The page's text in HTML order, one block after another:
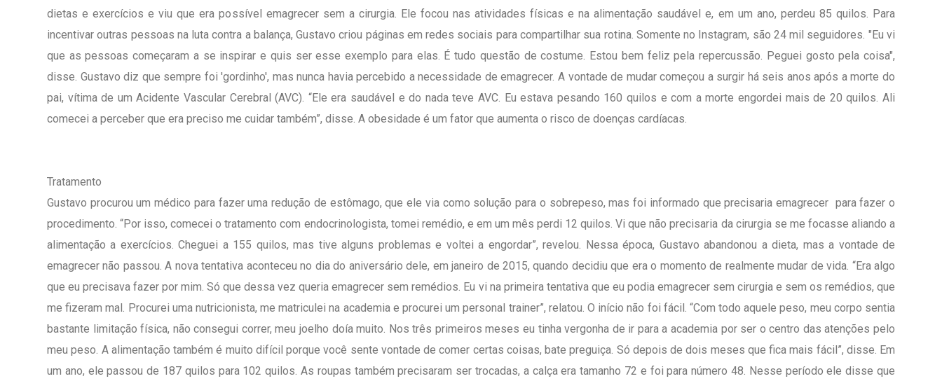
dietas e exercícios e viu que era possível emagrecer sem a cirurgia. Ele focou nas atividades físicas e na alimentação saudável e, em um ano, perdeu 85 quilos. Para
incentivar outras pessoas na luta contra a balança, Gustavo criou páginas em redes sociais para compartilhar sua rotina. Somente no Instagram, são 24 mil seguidores. "Eu vi
que as pessoas começaram a se inspirar e quis ser esse exemplo para elas. É tudo questão de costume. Estou bem feliz pela repercussão. Peguei gosto pela coisa",
disse. Gustavo diz que sempre foi 'gordinho', mas nunca havia percebido a necessidade de emagrecer. A vontade de mudar começou a surgir há seis anos após a morte do
pai, vítima de um Acidente Vascular Cerebral (AVC). “Ele era saudável e do nada teve AVC. Eu estava pesando 160 quilos e com a morte engordei mais de 20 quilos. Ali
comecei a perceber que era preciso me cuidar também”, disse. A obesidade é um fator que aumenta o risco de doenças cardíacas.
Tratamento
Gustavo procurou um médico para fazer uma redução de estômago, que ele via como solução para o sobrepeso, mas foi informado que precisaria emagrecer para fazer o
procedimento. “Por isso, comecei o tratamento com endocrinologista, tomei remédio, e em um mês perdi 12 quilos. Vi que não precisaria da cirurgia se me focasse aliando a
alimentação a exercícios. Cheguei a 155 quilos, mas tive alguns problemas e voltei a engordar”, revelou. Nessa época, Gustavo abandonou a dieta, mas a vontade de
emagrecer não passou. A nova tentativa aconteceu no dia do aniversário dele, em janeiro de 2015, quando decidiu que era o momento de realmente mudar de vida. “Era algo
que eu precisava fazer por mim. Só que dessa vez queria emagrecer sem remédios. Eu vi na primeira tentativa que eu podia emagrecer sem cirurgia e sem os remédios, que
me fizeram mal. Procurei uma nutricionista, me matriculei na academia e procurei um personal trainer”, relatou. O início não foi fácil. “Com todo aquele peso, meu corpo sentia
bastante limitação física, não consegui correr, meu joelho doía muito. Nos três primeiros meses eu tinha vergonha de ir para a academia por ser o centro das atenções pelo
meu peso. A alimentação também é muito difícil porque você sente vontade de comer certas coisas, bate preguiça. Só depois de dois meses que fica mais fácil”, disse. Em
um ano, ele passou de 187 quilos para 102 quilos. As roupas também precisaram ser trocadas, a calça era tamanho 72 e foi para número 48. Nesse período ele disse que